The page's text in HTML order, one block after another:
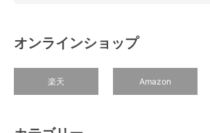
オンラインショップ
楽天 Amazon